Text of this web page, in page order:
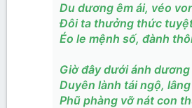
Du dương êm ái, véo
Đôi ta thưởng thức
Éo le mệnh số, đành
Giờ đây dưới ánh dương
Duyên lành tái ngộ,
Phũ phàng vỡ nát con